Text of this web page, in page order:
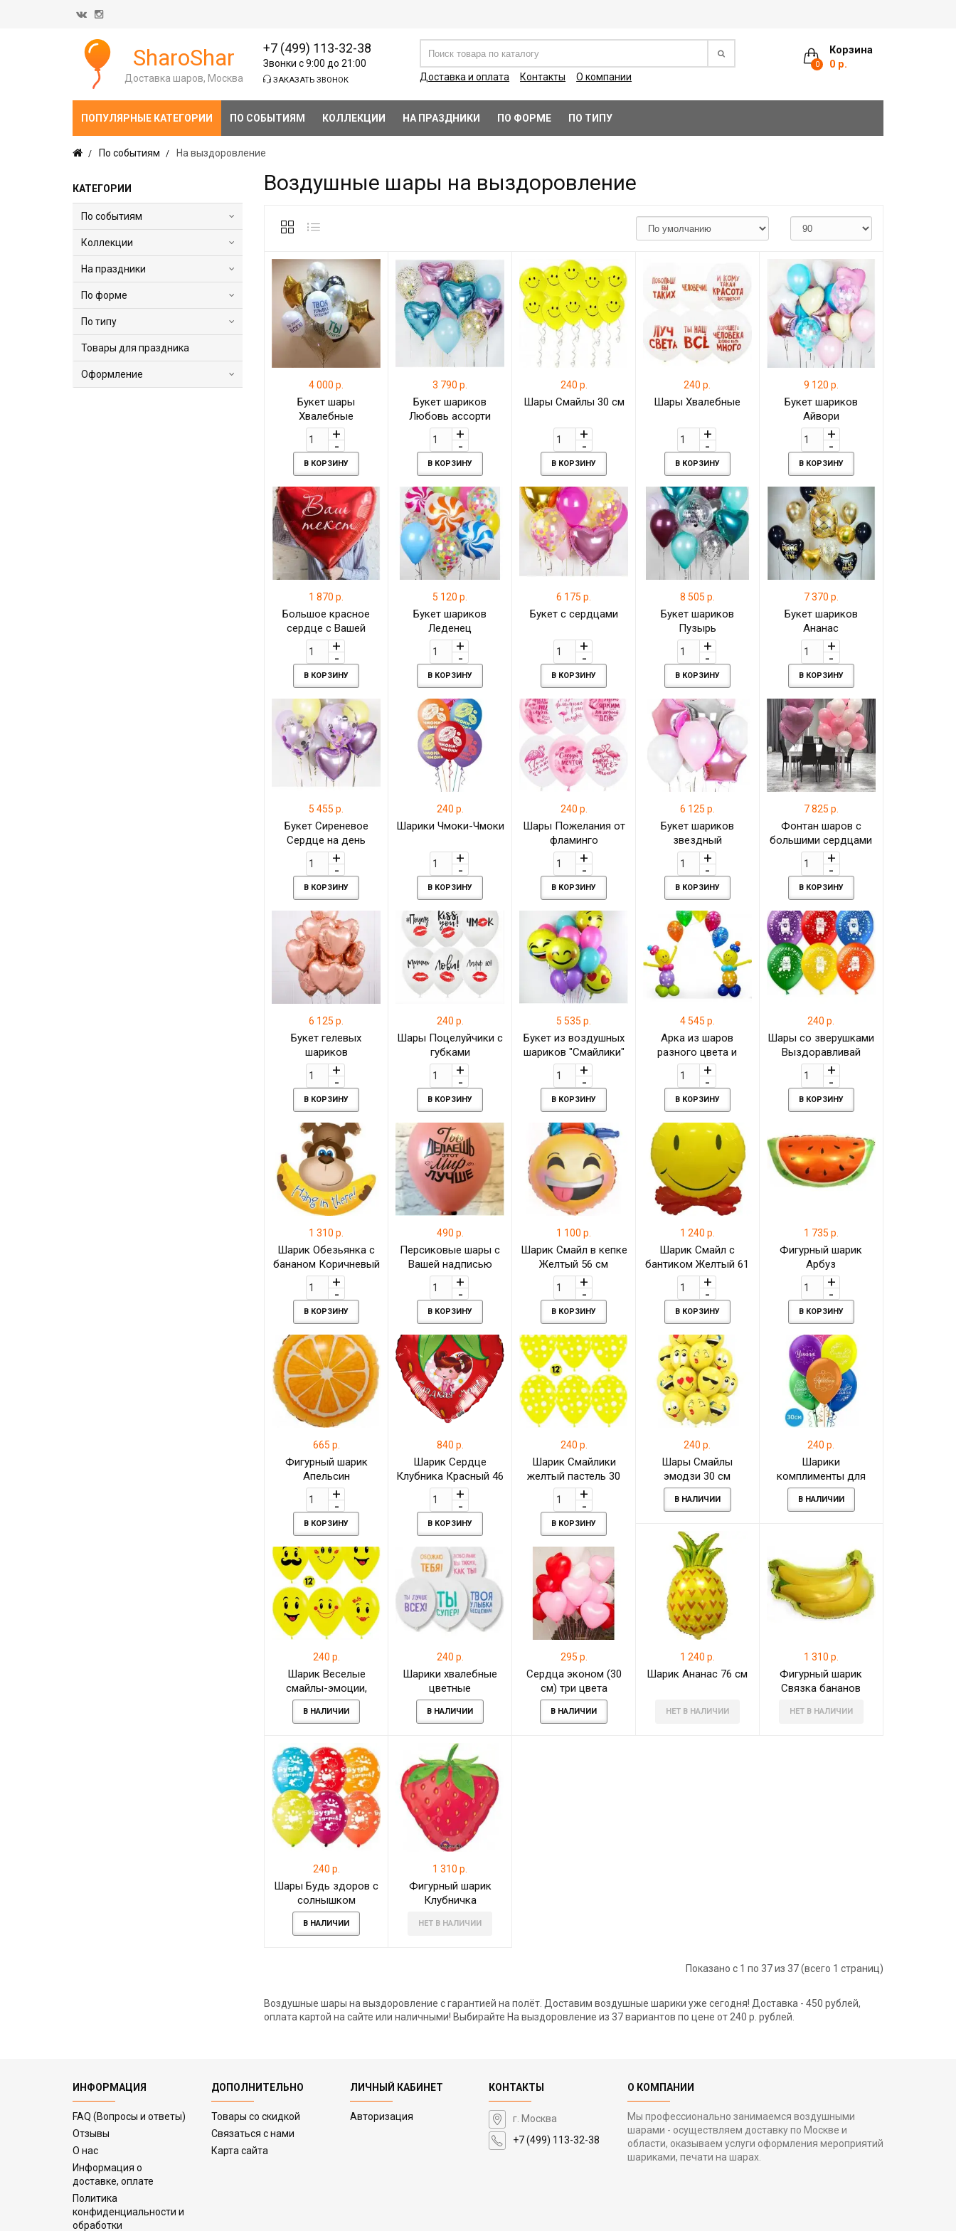
Корзина
0 0 р.
SharoShar
Доставка шаров, Москва
+7 (499) 113-32-38
Звонки с 9:00 до 21:00
ЗАКАЗАТЬ ЗВОНОК Доставка и оплата Контакты О компании
ПОПУЛЯРНЫЕ КАТЕГОРИИ ПО СОБЫТИЯМ КОЛЛЕКЦИИ НА ПРАЗДНИКИ ПО ФОРМЕ ПО ТИПУ
По событиям На выздоровление
КАТЕГОРИИ
По событиям
Коллекции
На праздники
По форме
По типу
Товары для праздника
Оформление
Воздушные шары на выздоровление
4 000 р.
Букет шары
Хвалебные
В КОРЗИНУ
3 790 р.
Букет шариков
Любовь ассорти
В КОРЗИНУ
240 р.
Шары Смайлы 30 см
В КОРЗИНУ
240 р.
Шары Хвалебные
В КОРЗИНУ
9 120 р.
Букет шариков
Айвори
В КОРЗИНУ
1 870 р.
Большое красное
сердце с Вашей
личной надписью
В КОРЗИНУ
5 120 р.
Букет шариков
Леденец
В КОРЗИНУ
6 175 р.
Букет с сердцами
В КОРЗИНУ
8 505 р.
Букет шариков
Пузырь
В КОРЗИНУ
7 370 р.
Букет шариков
Ананас
В КОРЗИНУ
5 455 р.
Букет Сиреневое
Сердце на день
рождения
В КОРЗИНУ
240 р.
Шарики Чмоки-Чмоки
В КОРЗИНУ
240 р.
Шары Пожелания от
фламинго
В КОРЗИНУ
6 125 р.
Букет шариков
звездный
В КОРЗИНУ
7 825 р.
Фонтан шаров с
большими сердцами
В КОРЗИНУ
6 125 р.
Букет гелевых
шариков
Фольгированные
розовые сердца
В КОРЗИНУ
240 р.
Шары Поцелуйчики с
губками
В КОРЗИНУ
5 535 р.
Букет из воздушных
шариков "Смайлики"
и разноцветное
ассорти
В КОРЗИНУ
4 545 р.
Арка из шаров
разного цвета и
композицией
веселых смайлов, 1
метр 70 см
В КОРЗИНУ
240 р.
Шары со зверушками
Выздоравливай
В КОРЗИНУ
1 310 р.
Шарик Обезьянка с
бананом Коричневый
71 см
В КОРЗИНУ
490 р.
Персиковые шары с
Вашей надписью
В КОРЗИНУ
1 100 р.
Шарик Смайл в кепке
Желтый 56 см
В КОРЗИНУ
1 240 р.
Шарик Смайл с
бантиком Желтый 61
см
В КОРЗИНУ
1 735 р.
Фигурный шарик
Арбуз
В КОРЗИНУ
665 р.
Фигурный шарик
Апельсин
В КОРЗИНУ
840 р.
Шарик Сердце
Клубника Красный 46
см
В КОРЗИНУ
240 р.
Шарик Смайлики
желтый пастель 30
см
В КОРЗИНУ
240 р.
Шары Смайлы
эмодзи 30 см
В НАЛИЧИИ
240 р.
Шарики
комплименты для
девушки
В НАЛИЧИИ
240 р.
Шарик Веселые
смайлы-эмоции,
желтый пастель 30
см
В НАЛИЧИИ
240 р.
Шарики хвалебные
цветные
В НАЛИЧИИ
295 р.
Сердца эконом (30
см) три цвета
В НАЛИЧИИ
1 240 р.
Шарик Ананас 76 см
НЕТ В НАЛИЧИИ
1 310 р.
Фигурный шарик
Связка бананов
НЕТ В НАЛИЧИИ
240 р.
Шары Будь здоров с
солнышком
В НАЛИЧИИ
1 310 р.
Фигурный шарик
Клубничка
НЕТ В НАЛИЧИИ
Показано с 1 по 37 из 37 (всего 1 страниц)
Воздушные шары на выздоровление с гарантией на полёт. Доставим воздушные шарики уже сегодня! Доставка - 450 рублей,
оплата картой на сайте или наличными! Выбирайте На выздоровление из 37 вариантов по цене от 240 р. рублей.
ИНФОРМАЦИЯ
FAQ (Вопросы и ответы)
Отзывы
О нас
Информация о
доставке, оплате
Политика
конфиденциальности и
обработки
ДОПОЛНИТЕЛЬНО
Товары со скидкой
Связаться с нами
Карта сайта
ЛИЧНЫЙ КАБИНЕТ
Авторизация
КОНТАКТЫ
г. Москва
+7 (499) 113-32-38
О КОМПАНИИ
Мы профессионально занимаемся воздушными
шарами - осуществляем доставку по Москве и
области, оказываем услуги оформления мероприятий
шариками, печати на шарах.